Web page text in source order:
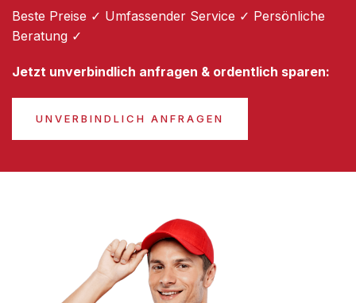
Beste Preise ✓ Umfassender Service ✓ Persönliche
Beratung ✓
Jetzt unverbindlich anfragen & ordentlich sparen:
UNVERBINDLICH ANFRAGEN